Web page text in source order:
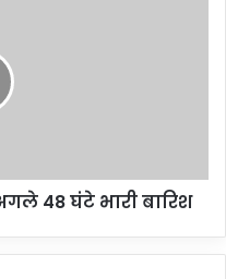
48 घंटे भारी बारिश